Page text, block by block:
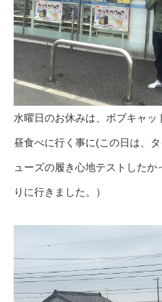
水曜日のお休みは、ボブキャ
昼食べに行く事に(この日は、
ューズの履き心地テストした
りに行きました。）